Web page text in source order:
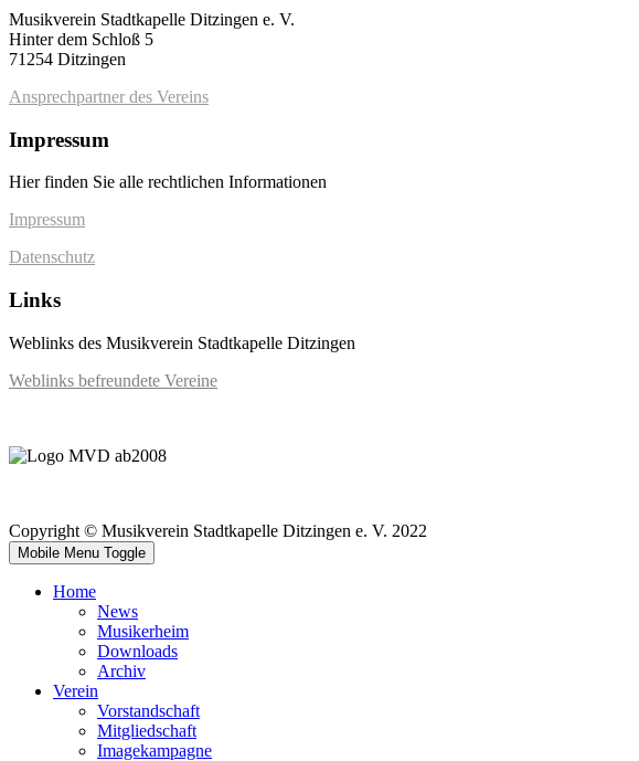
Musikverein Stadtkapelle Ditzingen e. V.
Hinter dem Schloß 5
71254 Ditzingen
Ansprechpartner des Vereins
Impressum
Hier finden Sie alle rechtlichen Informationen
Impressum
Datenschutz
Links
Weblinks des Musikverein Stadtkapelle Ditzingen
Weblinks befreundete Vereine
Copyright © Musikverein Stadtkapelle Ditzingen e. V. 2022
Mobile Menu Toggle
Home
News
Musikerheim
Downloads
Archiv
Verein
Vorstandschaft
Mitgliedschaft
Imagekampagne